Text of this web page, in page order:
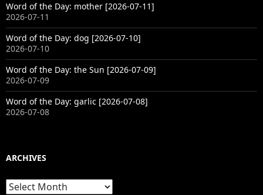
Word of the Day: mother [2026-07-11]
2026-07-11
Word of the Day: dog [2026-07-10]
2026-07-10
Word of the Day: the Sun [2026-07-09]
2026-07-09
Word of the Day: garlic [2026-07-08]
2026-07-08
ARCHIVES
Archives